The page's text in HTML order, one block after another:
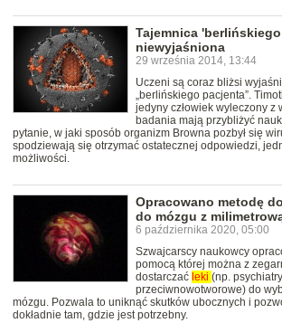
Tajemnica
niewyjaśniona
29 września 2014, 13:44
Uczeni są coraz bliżsi
„berlińskiego pacjenta”.
jedyny człowiek wyleczony z
badania mają przybliżyć
pytanie, w jaki sposób organizm Browna pozbył się
spodziewają się otrzymać ostatecznej odpowiedzi,
możliwości.
Opracowano metodę
do mózgu z
6 października 2020, 05:00
Szwajcarscy naukowcy
pomocą której można z
dostarczać leki (np.
przeciwnowotworowe) do
mózgu. Pozwala to uniknąć skutków ubocznych i
dokładnie tam, gdzie jest potrzebny.